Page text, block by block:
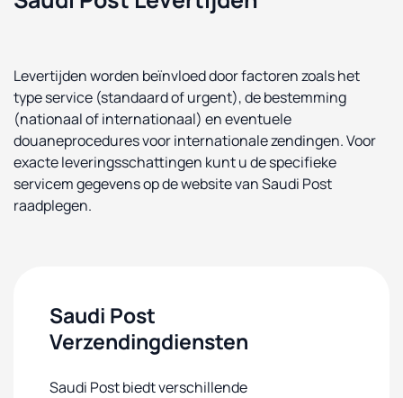
Levertijden worden beïnvloed door factoren zoals het
type service (standaard of urgent), de bestemming
(nationaal of internationaal) en eventuele
douaneprocedures voor internationale zendingen. Voor
exacte leveringsschattingen kunt u de specifieke
servicem gegevens op de website van Saudi Post
raadplegen.
Saudi Post
Verzendingdiensten
Saudi Post biedt verschillende